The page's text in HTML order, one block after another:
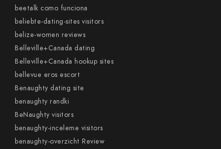
beetalk como funciona
beliebte-dating-sites visitors
belize-women reviews
Belleville+Canada dating
Belleville+Canada hookup sites
bellevue eros escort
Benaughty dating site
benaughty randki
BeNaughty visitors
benaughty-inceleme visitors
benaughty-overzicht Review